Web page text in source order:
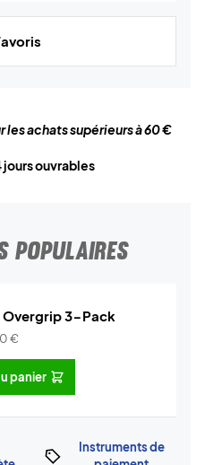
les achats supérieurs à 60 €
ouvrables
POPULAIRES
Overgrip 3-Pack
€
panier
Instruments de